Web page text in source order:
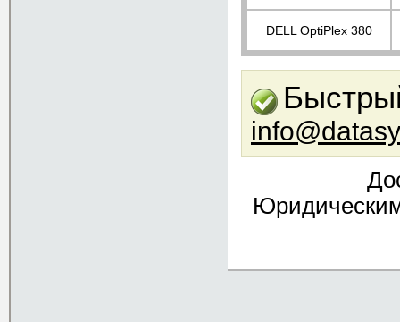
DELL OptiPlex 380
Юридическим